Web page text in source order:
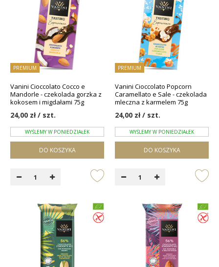
PREMIUM
Vanini Cioccolato Cocco e
Mandorle - czekolada gorzka z
kokosem i migdałami 75g
24,00 zł / szt.
WYŚLEMY W PONIEDZIAŁEK
DO KOSZYKA
PREMIUM
Vanini Cioccolato Popcorn
Caramellato e Sale - czekolada
mleczna z karmelem 75g
24,00 zł / szt.
WYŚLEMY W PONIEDZIAŁEK
DO KOSZYKA